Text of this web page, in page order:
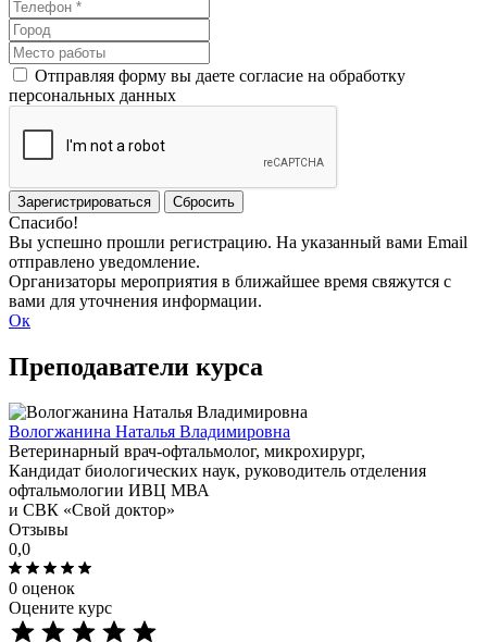
Отправляя форму вы даете согласие на обработку
персональных данных
Зарегистрироваться Сбросить
Спасибо!
Вы успешно прошли регистрацию. На указанный вами Email
отправлено уведомление.
Организаторы мероприятия в ближайшее время свяжутся с
вами для уточнения информации.
Ок
Преподаватели курса
Вологжанина Наталья Владимировна
Ветеринарный врач-офтальмолог, микрохирург,
Кандидат биологических наук, руководитель отделения
офтальмологии ИВЦ МВА
и СВК «Свой доктор»
Отзывы
0,0
0 оценок
Оцените курс